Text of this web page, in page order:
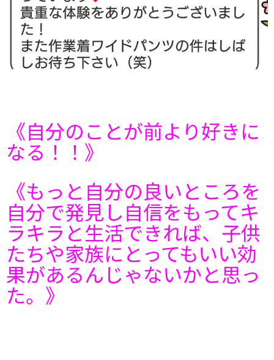
《自分のことが前より好きに
なる！！》
《もっと自分の良いところを
自分で発見し自信をもってキ
ラキラと生活できれば、子供
たちや家族にとってもいい効
果があるんじゃないかと思っ
た。》